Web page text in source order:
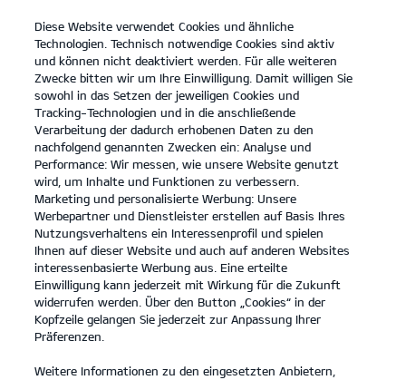
open
menu
KONTAKT
Der Kia EV9
... ... DER KIA EV9
Der vollelektrische Kia
EV9.
Entdecke eine Welt voller
Möglichkeiten.
Diese Website verwendet Cookies und ähnliche
Technologien. Technisch notwendige Cookies sind aktiv
und können nicht deaktiviert werden. Für alle weiteren
Zwecke bitten wir um Ihre Einwilligung. Damit willigen Sie
sowohl in das Setzen der jeweiligen Cookies und
Tracking-Technologien und in die anschließende
Verarbeitung der dadurch erhobenen Daten zu den
nachfolgend genannten Zwecken ein: Analyse und
Performance: Wir messen, wie unsere Website genutzt
wird, um Inhalte und Funktionen zu verbessern.
Marketing und personalisierte Werbung: Unsere
Werbepartner und Dienstleister erstellen auf Basis Ihres
Nutzungsverhaltens ein Interessenprofil und spielen
Ihnen auf dieser Website und auch auf anderen Websites
interessenbasierte Werbung aus. Eine erteilte
Einwilligung kann jederzeit mit Wirkung für die Zukunft
widerrufen werden. Über den Button „Cookies“ in der
Kopfzeile gelangen Sie jederzeit zur Anpassung Ihrer
Präferenzen.
Weitere Informationen zu den eingesetzten Anbietern,